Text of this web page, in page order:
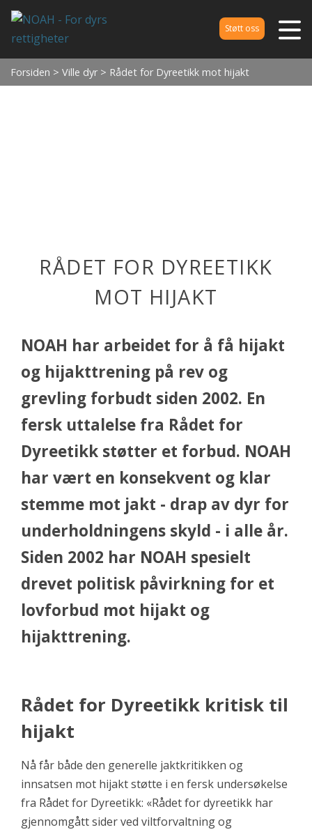
Støtt oss
Forsiden > Ville dyr > Rådet for Dyreetikk mot hijakt
RÅDET FOR DYREETIKK
MOT HIJAKT
NOAH har arbeidet for å få hijakt
og hijakttrening på rev og
grevling forbudt siden 2002. En
fersk uttalelse fra Rådet for
Dyreetikk støtter et forbud. NOAH
har vært en konsekvent og klar
stemme mot jakt - drap av dyr for
underholdningens skyld - i alle år.
Siden 2002 har NOAH spesielt
drevet politisk påvirkning for et
lovforbud mot hijakt og
hijakttrening.
Rådet for Dyreetikk kritisk til
hijakt
Nå får både den generelle jaktkritikken og
innsatsen mot hijakt støtte i en fersk undersøkelse
fra Rådet for Dyreetikk: «Rådet for dyreetikk har
gjennomgått sider ved viltforvaltning og